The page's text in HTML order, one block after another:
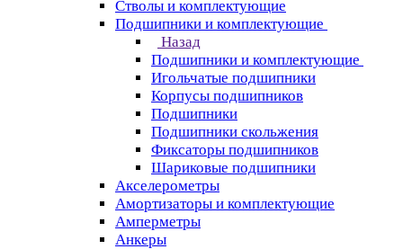
Стволы и комплектующие
Подшипники и комплектующие
Назад
Подшипники и комплектующие
Игольчатые подшипники
Корпусы подшипников
Подшипники
Подшипники скольжения
Фиксаторы подшипников
Шариковые подшипники
Акселерометры
Амортизаторы и комплектующие
Амперметры
Анкеры